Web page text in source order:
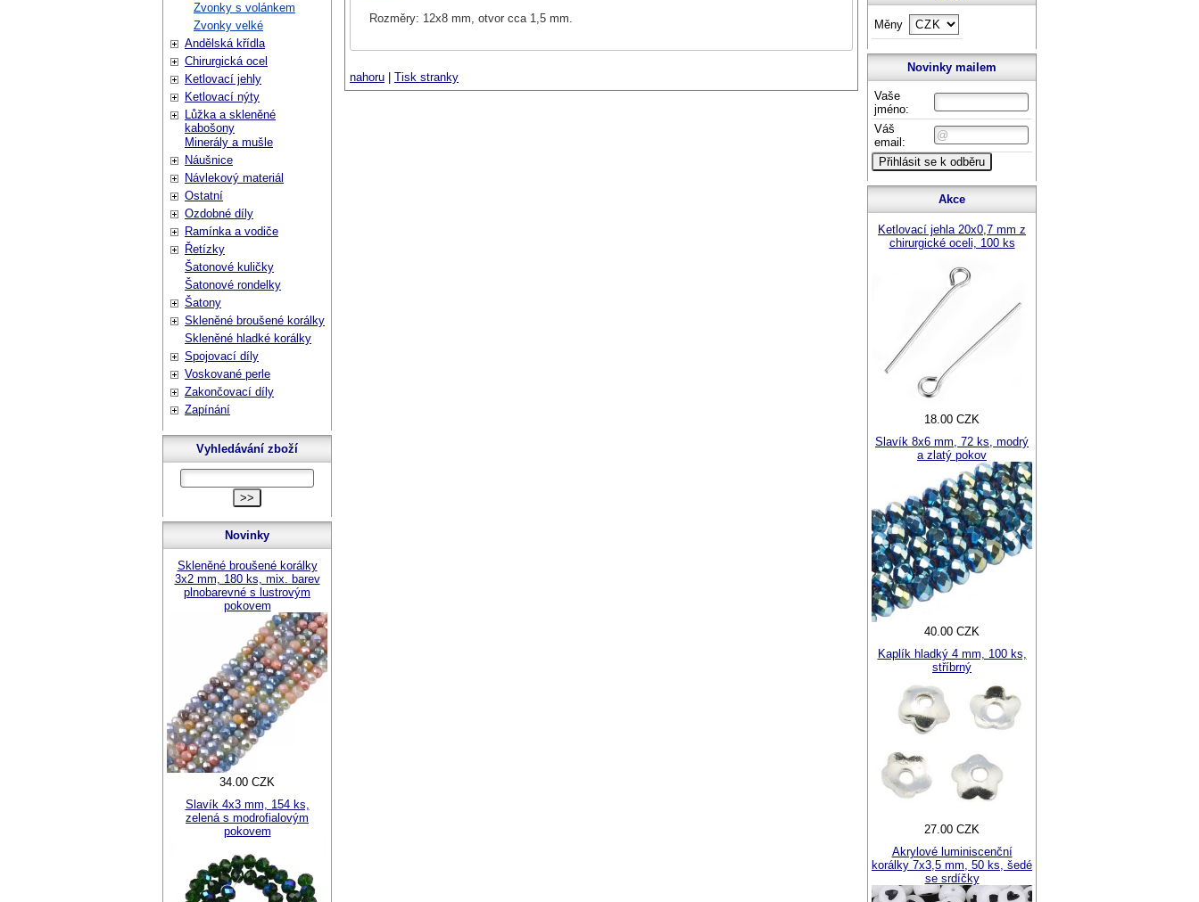
Rozměry: 12x8 mm, otvor cca 1,5 mm.
nahoru Tisk stranky
Zvonky s volánkem
Zvonky velké
Andělská křídla
Chirurgická ocel
Ketlovací jehly
Ketlovací nýty
Lůžka a skleněné
kabošony
Minerály a mušle
Náušnice
Návlekový materiál
Ostatní
Ozdobné díly
Ramínka a vodiče
Řetízky
Šatonové kuličky
Šatonové rondelky
Šatony
Skleněné broušené korálky
Skleněné hladké korálky
Spojovací díly
Voskované perle
Zakončovací díly
Zapínání
Vyhledávání zboží
Novinky
Skleněné broušené korálky
3x2 mm, 180 ks, mix. barev
plnobarevné s lustrovým
pokovem
34.00 CZK
Slavík 4x3 mm, 154 ks,
zelená s modrofialovým
pokovem
Měny
Novinky mailem
Vaše
jméno:
Váš
email:
Akce
Ketlovací jehla 20x0,7 mm z
chirurgické oceli, 100 ks
18.00 CZK
Slavík 8x6 mm, 72 ks, modrý
a zlatý pokov
40.00 CZK
Kaplík hladký 4 mm, 100 ks,
stříbrný
27.00 CZK
Akrylové luminiscenční
korálky 7x3,5 mm, 50 ks, šedé
se srdíčky